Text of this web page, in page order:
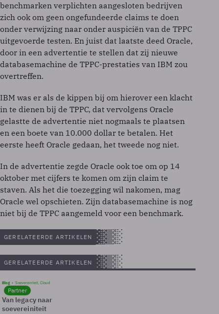
benchmarken verplichten aangesloten bedrijven
zich ook om geen ongefundeerde claims te doen
onder verwijzing naar onder auspiciën van de TPPC
uitgevoerde testen. En juist dat laatste deed Oracle,
door in een advertentie te stellen dat zij nieuwe
databasemachine de TPPC-prestaties van IBM zou
overtreffen.
IBM was er als de kippen bij om hierover een klacht
in te dienen bij de TPPC, dat vervolgens Oracle
gelastte de advertentie niet nogmaals te plaatsen
en een boete van 10.000 dollar te betalen. Het
eerste heeft Oracle gedaan, het tweede nog niet.
In de advertentie zegde Oracle ook toe om op 14
oktober met cijfers te komen om zijn claim te
staven. Als het die toezegging wil nakomen, mag
Oracle wel opschieten. Zijn databasemachine is nog
niet bij de TPPC aangemeld voor een benchmark.
GERELATEERDE ARTIKELEN
GERELATEERDE ARTIKELEN
Blog Soevereinteit, Cloud
Partner
Van legacy naar
soevereiniteit